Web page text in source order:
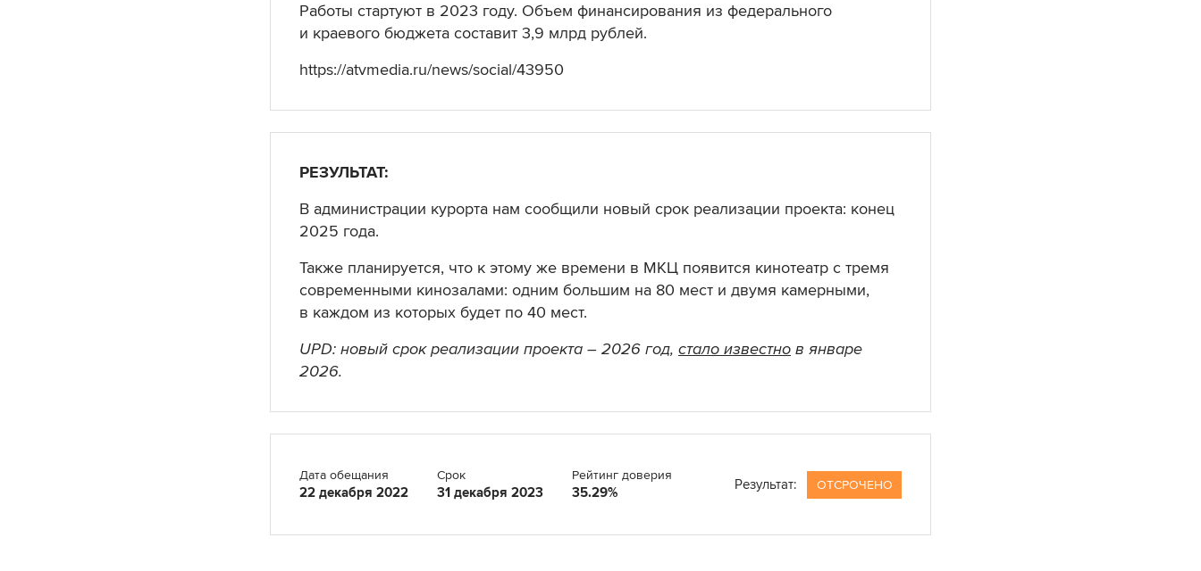
Работы стартуют в 2023 году. Объем финансирования из федерального
и краевого бюджета составит 3,9 млрд рублей.
https://atvmedia.ru/news/social/43950
РЕЗУЛЬТАТ:
В администрации курорта нам сообщили новый срок реализации проекта: конец
2025 года.
Также планируется, что к этому же времени в МКЦ появится кинотеатр с тремя
современными кинозалами: одним большим на 80 мест и двумя камерными,
в каждом из которых будет по 40 мест.
UPD: новый срок реализации проекта – 2026 год, стало известно в январе
2026.
Дата обещания
22 декабря 2022
Срок
31 декабря 2023
Рейтинг доверия
35.29
Результат: ОТСРОЧЕНО